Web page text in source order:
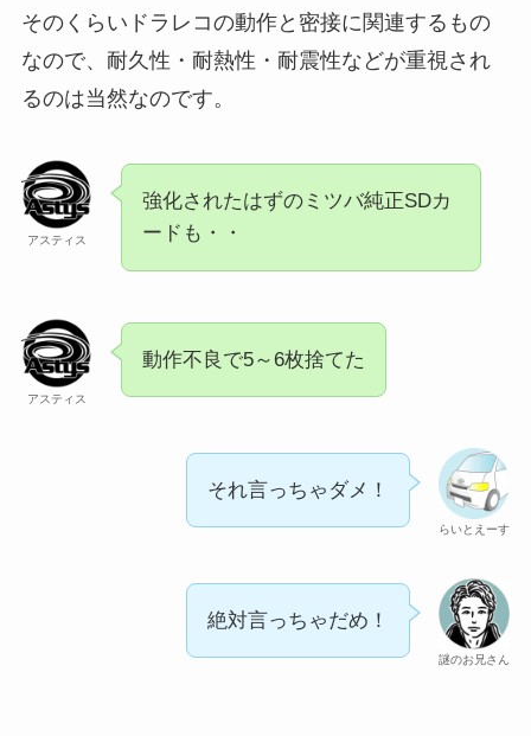
そのくらいドラレコの動作と密接に関連するもの
なので、耐久性・耐熱性・耐震性などが重視され
るのは当然なのです。
アスティス
強化されたはずのミツバ純正SDカ
ードも・・
アスティス
動作不良で5～6枚捨てた
らいとえーす
それ言っちゃダメ！
謎のお兄さん
絶対言っちゃだめ！